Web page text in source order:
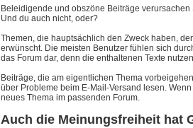
Beleidigende und obszöne Beiträge
Und du auch nicht, oder?
Themen, die hauptsächlich den Zweck haben,
erwünscht. Die meisten Benutzer fühlen sich
das Forum dar, denn die enthaltenen Texte
Beiträge, die am eigentlichen Thema
über Probleme beim E-Mail-Versand lesen.
neues Thema im passenden Forum.
Auch die Meinungsfreiheit hat